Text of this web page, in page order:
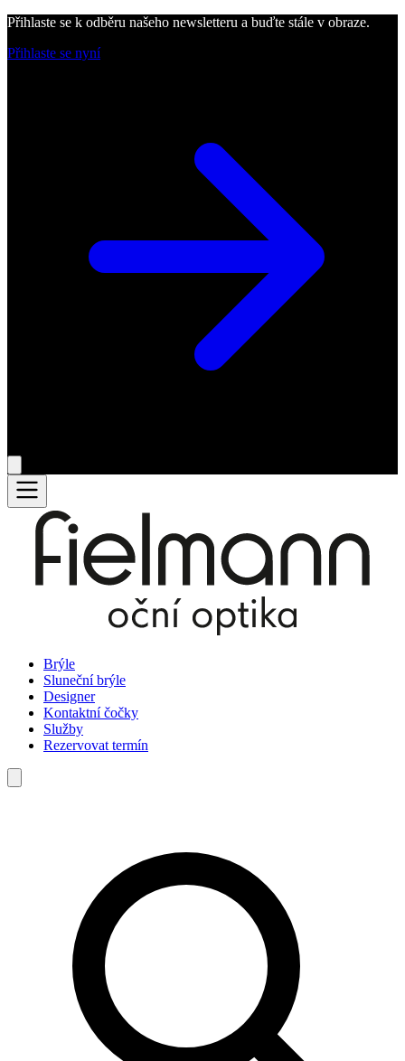
Přihlaste se k odběru našeho newsletteru a buďte stále v obraze.
Přihlaste se nyní
Brýle
Sluneční brýle
Designer
Kontaktní čočky
Služby
Rezervovat termín